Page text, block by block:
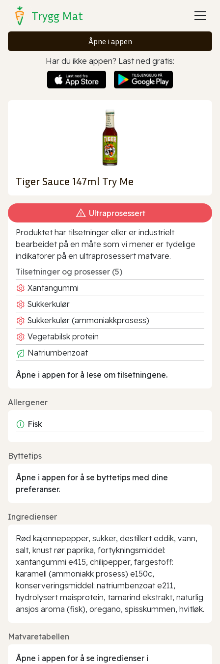
Trygg Mat
Åpne i appen
Har du ikke appen? Last ned gratis:
Tiger Sauce 147ml Try Me
Ultraprosessert
Produktet har tilsetninger eller er industrielt
bearbeidet på en måte som vi mener er tydelige
indikatorer på en ultraprosessert matvare.
Tilsetninger og prosesser (5)
Xantangummi
Sukkerkulør
Sukkerkulør (ammoniakkprosess)
Vegetabilsk protein
Natriumbenzoat
Åpne i appen for å lese om tilsetningene.
Allergener
Fisk
Byttetips
Åpne i appen for å se byttetips med dine
preferanser.
Ingredienser
Rød kajennepepper, sukker, destillert eddik, vann,
salt, knust rør paprika, fortykningsmiddel:
xantangummi e415, chilipepper, fargestoff:
karamell (ammoniakk prosess) e150c,
konserveringsmiddel: natriumbenzoat e211,
hydrolysert maisprotein, tamarind ekstrakt, naturlig
ansjos aroma (fisk), oregano, spisskummen, hvitløk.
Matvaretabellen
Åpne i appen for å se ingredienser i